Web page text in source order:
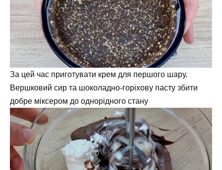
За цей час приготувати крем для першого шару.
Вершковий сир та шоколадно-горіхову пасту збити
добре міксером до однорідного стану